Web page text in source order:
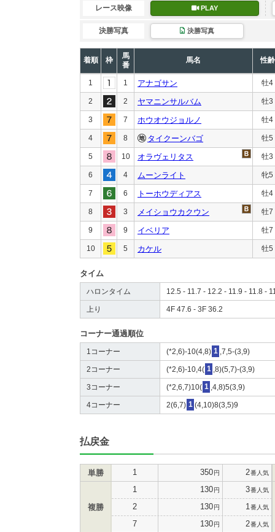
レース映像 PLAY
決勝写真 決勝写真
着順 枠
馬
番
馬名 性齢
1 1 アナゴサン 牡4
2 2 ヤマニンサルバム 牡3
3 7 ホウオウジョルノ 牡4
4 8 タイクーンバゴ 牡5
5 10 オラヴェリタス 牡3
6 4 ムーンライト 牝5
7 6 トーホウディアス 牡4
8 3 メイショウカクウン 牡7
9 9 イベリア 牡7
10 5 カケル 牡5
タイム
ハロンタイム 12.5 - 11.7 - 12.2 - 11.9 - 11.8 -
上り 4F 47.6 - 3F 36.2
コーナー通過順位
1コーナー (*2,6)-10(4,8) 1 ,7,5-(3,9)
2コーナー (*2,6)-10,4( 1 ,8)(5,7)-(3,9)
3コーナー (*2,6,7)10( 1 ,4,8)5(3,9)
4コーナー 2(6,7) 1 (4,10)8(3,5)9
払戻金
単勝 1 350円 2番人気
複勝
1 130円 3番人気
2 130円 1 番人気
7 130円 2番人気